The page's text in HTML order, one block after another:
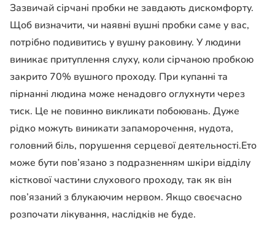
Зазвичай сірчані пробки не завдають дискомфорту.
Щоб визначити, чи наявні вушні пробки саме у вас,
потрібно подивитись у вушну раковину. У людини
виникає притуплення слуху, коли сірчаною пробкою
закрито 70% вушного проходу. При купанні та
пірнанні людина може ненадовго оглухнути через
тиск. Це не повинно викликати побоювань. Дуже
рідко можуть виникати запаморочення, нудота,
головний біль, порушення серцевої деятельності.Ето
може бути пов’язано з подразненням шкіри відділу
кісткової частини слухового проходу, так як він
пов’язаний з блукаючим нервом. Якщо своєчасно
розпочати лікування, наслідків не буде.